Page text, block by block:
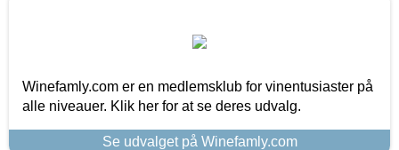
Winefamly.com er en medlemsklub for vinentusiaster på
alle niveauer. Klik her for at se deres udvalg.
Se udvalget på Winefamly.com